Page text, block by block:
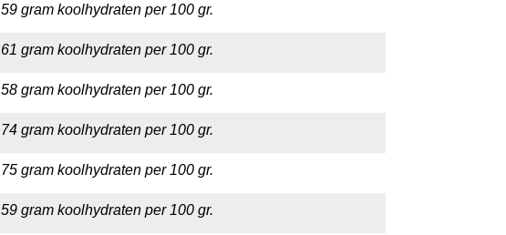
59 gram koolhydraten per 100 gr.
61 gram koolhydraten per 100 gr.
58 gram koolhydraten per 100 gr.
74 gram koolhydraten per 100 gr.
75 gram koolhydraten per 100 gr.
59 gram koolhydraten per 100 gr.